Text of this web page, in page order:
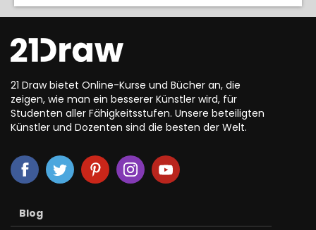
21 Draw bietet Online-Kurse und Bücher an, die
zeigen, wie man ein besserer Künstler wird, für
Studenten aller Fähigkeitsstufen. Unsere beteiligten
Künstler und Dozenten sind die besten der Welt.
Blog